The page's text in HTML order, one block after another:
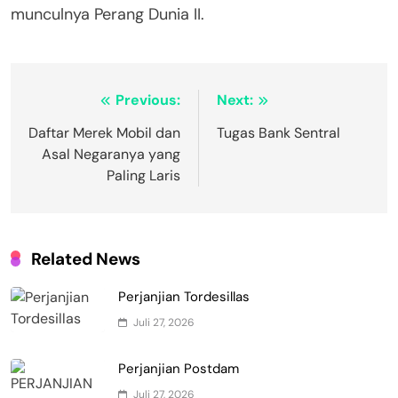
munculnya Perang Dunia II.
Navigasi
pos
Previous:
Daftar Merek Mobil dan
Asal Negaranya yang
Paling Laris
Next:
Tugas Bank Sentral
Related News
Perjanjian Tordesillas
Juli 27, 2026
Perjanjian Postdam
Juli 27, 2026